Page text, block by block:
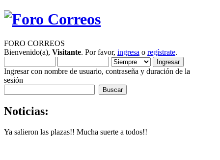
FORO CORREOS
Bienvenido(a), Visitante. Por favor, ingresa o regístrate.
Ingresar con nombre de usuario, contraseña y duración de la
sesión
Noticias:
Ya salieron las plazas!! Mucha suerte a todos!!